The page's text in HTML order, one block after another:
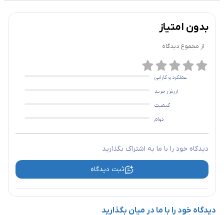
بدون امتیاز
از مجموع دیدگاه
عملکرد و کارایی
ارزش خرید
کیفیت
دوام
دیدگاه خود را با ما به اشتراک بگذارید
ثبت دیدگاه
دیدگاه خود را با ما در میان بگذارید